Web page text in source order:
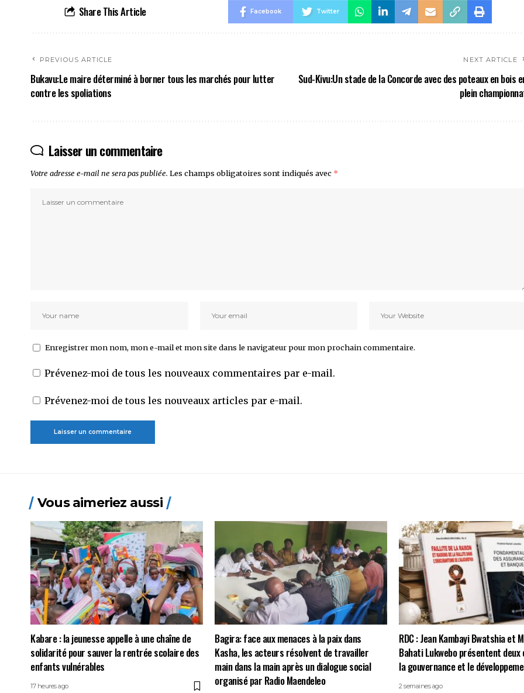
Share This Article Facebook Twitter
PREVIOUS ARTICLE
Bukavu:Le maire déterminé à borner tous les marchés pour lutter
contre les spoliations
NEXT ARTICLE
Sud-Kivu:Un stade de la Concorde avec des poteaux en bois
plein
Laisser un commentaire
Votre adresse e-mail ne sera pas publiée. Les champs obligatoires sont indiqués avec *
Enregistrer mon nom, mon e-mail et mon site dans le navigateur pour mon prochain commentaire.
Prévenez-moi de tous les nouveaux commentaires par e-mail.
Prévenez-moi de tous les nouveaux articles par e-mail.
Vous aimeriez aussi
Kabare : la jeunesse appelle à une chaîne de
solidarité pour sauver la rentrée scolaire des
enfants vulnérables
17 heures ago
Bagira: face aux menaces à la paix dans
Kasha, les acteurs résolvent de travailler
main dans la main après un dialogue social
organisé par Radio Maendeleo
RDC : Jean Kambayi Bwatshia et
Bahati Lukwebo présentent
la gouvernance et le
2 semaines ago